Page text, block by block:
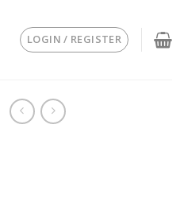
LOGIN / REGISTER